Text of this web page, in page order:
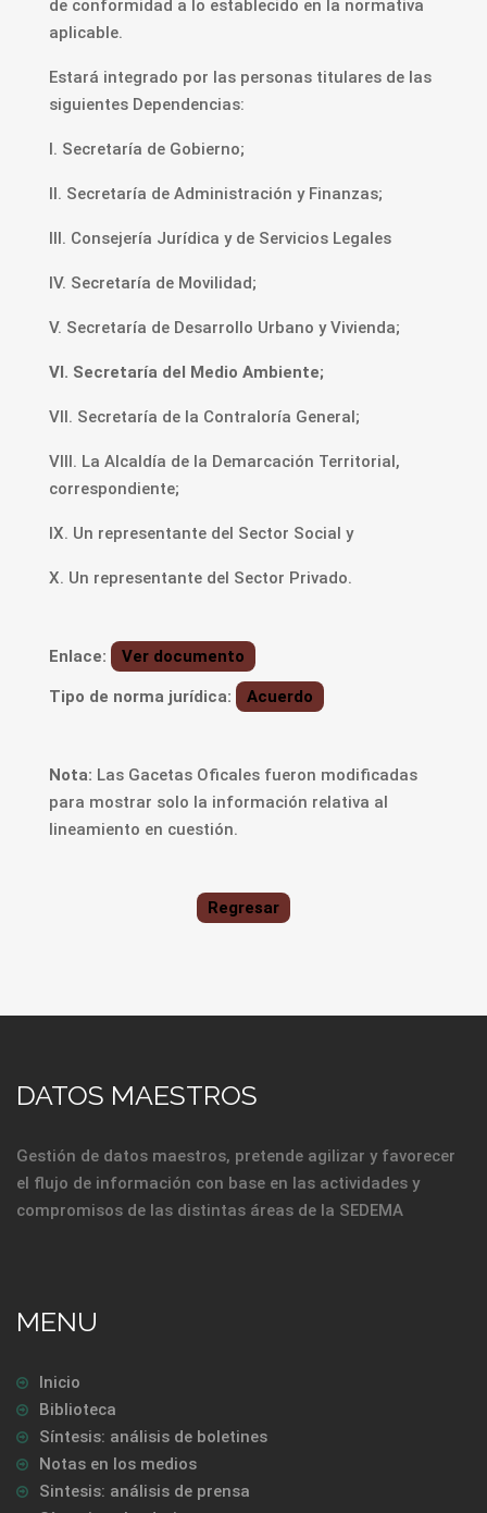
de conformidad a lo establecido en la normativa
aplicable.
Estará integrado por las personas titulares de las
siguientes Dependencias:
I. Secretaría de Gobierno;
II. Secretaría de Administración y Finanzas;
III. Consejería Jurídica y de Servicios Legales
IV. Secretaría de Movilidad;
V. Secretaría de Desarrollo Urbano y Vivienda;
VI. Secretaría del Medio Ambiente;
VII. Secretaría de la Contraloría General;
VIII. La Alcaldía de la Demarcación Territorial,
correspondiente;
IX. Un representante del Sector Social y
X. Un representante del Sector Privado.
Enlace: Ver documento
Tipo de norma jurídica: Acuerdo
Nota: Las Gacetas Oficales fueron modificadas
para mostrar solo la información relativa al
lineamiento en cuestión.
Regresar
DATOS MAESTROS
Gestión de datos maestros, pretende agilizar y favorecer
el flujo de información con base en las actividades y
compromisos de las distintas áreas de la SEDEMA
MENU
Inicio
Biblioteca
Síntesis: análisis de boletines
Notas en los medios
Sintesis: análisis de prensa